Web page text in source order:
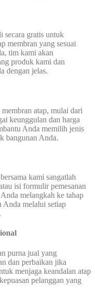
secara gratis untuk
membran yang sesuai
tim kami akan
produk kami dan
dengan jelas.
atap, mulai dari
keunggulan dan harga
Anda memilih jenis
bangunan Anda.
kami sangatlah
isi formulir pemesanan
melangkah ke tahap
Anda melalui setiap
purna jual yang
dan perbaikan jika
menjaga keandalan atap
pelanggan yang